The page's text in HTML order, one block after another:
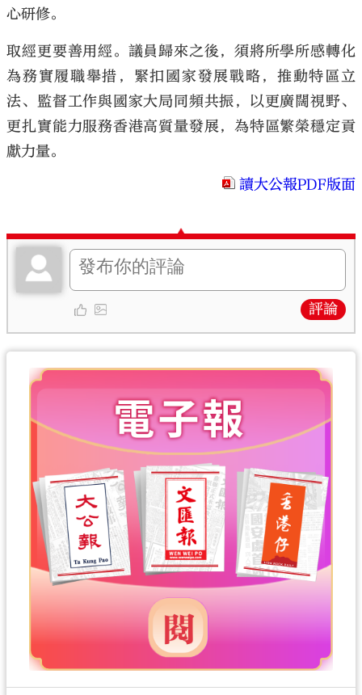
心研修。
取經更要善用經。議員歸來之後，須將所學所感轉化
為務實履職舉措，緊扣國家發展戰略，推動特區立
法、監督工作與國家大局同頻共振，以更廣闊視野、
更扎實能力服務香港高質量發展，為特區繁榮穩定貢
獻力量。
讀大公報PDF版面
評論